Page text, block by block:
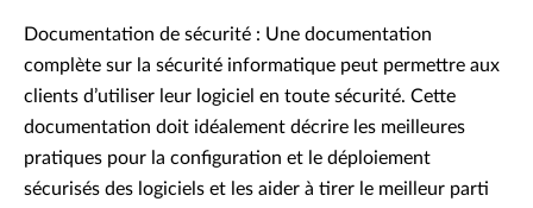
Documentation de sécurité : Une documentation
complète sur la sécurité informatique peut permettre aux
clients d’utiliser leur logiciel en toute sécurité. Cette
documentation doit idéalement décrire les meilleures
pratiques pour la configuration et le déploiement
sécurisés des logiciels et les aider à tirer le meilleur parti